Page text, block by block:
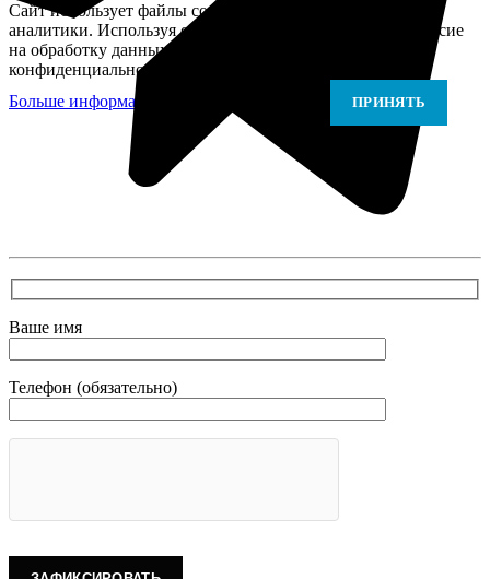
Сайт использует файлы cookie для персонализации и
аналитики. Используя сайт, вы подтверждаете своё согласие
на обработку данных в соответствии с Политикой
конфиденциальности.
Больше информации
ПРИНЯТЬ
В самое ближайшее время с Вами свяжется наш
очень вежливый менеджер и уточнит детали.
Зафиксирует скидку за заявку с каталога Астра
Ваше имя
Телефон (обязательно)